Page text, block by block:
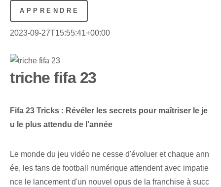
APPRENDRE
2023-09-27T15:55:41+00:00
triche fifa 23
Fifa 23 Tricks : Révéler les secrets pour maîtriser le je
u le plus attendu de l'année
Le monde du jeu vidéo ne cesse d'évoluer et chaque ann
ée, les fans de football numérique attendent avec impatie
nce le lancement d'un nouvel opus de la franchise à succ